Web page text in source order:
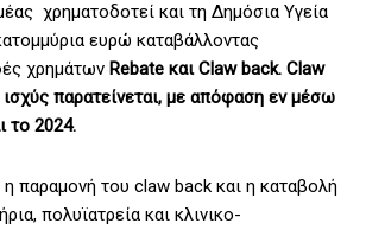
χρηματοδοτεί και τη Δημόσια Υγεία
ευρώ καταβάλλοντας
χρημάτων Rebate και Claw back. Claw
παρατείνεται, με απόφαση εν μέσω
το 2024.
η παραμονή του claw back και η καταβολή
πολυϊατρεία και κλινικο-